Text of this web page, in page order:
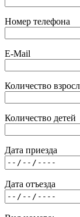
Номер телефона
E-Mail
Количество
Количество детей
Дата приезда
Дата отъезда